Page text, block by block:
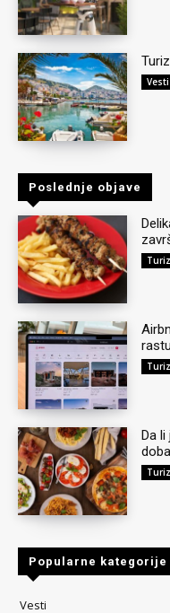
Vesti
Poslednje objave
Da
Popularne kategorije
Vesti